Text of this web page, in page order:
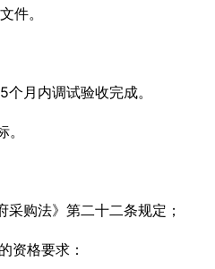
件。
月内调试验收完成。
采购法》第二十二条规定；
资格要求：